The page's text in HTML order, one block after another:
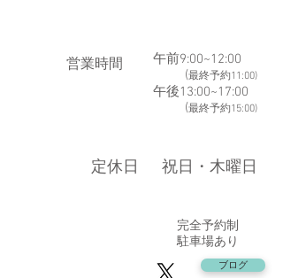
​定休日
​営業時間
​祝日・木曜日
午前9:00~12:00
(最終予約11:00)
午後13:00~17:00
​ (最終予約15:00)
​完全予約制
駐車場あり
ブログ